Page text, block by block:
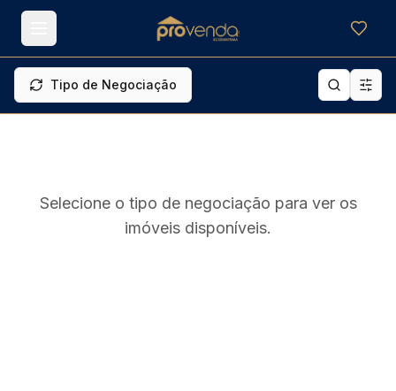
Tipo de Negociação
Selecione o tipo de negociação para ver os
imóveis disponíveis.